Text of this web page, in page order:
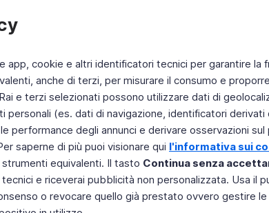
app, cookie e altri identificatori tecnici per garantire la
anche di terzi, per misurare il consumo e
e terzi selezionati possono utilizzare dati di
(es. dati di navigazione, identificatori
performance degli annunci e derivare osservazioni
saperne di più puoi visionare qui l'informativa sui
equivalenti. Il tasto Continua senza
e riceverai pubblicità non personalizzata. Usa il
o revocare quello già prestato ovvero gestire
Fai di Televideo la tua Home Page Chi Siamo
Copyright © 2011 Rai - Tutti i diritti riservati
Engineered by RAI - Reti e Piattaforme